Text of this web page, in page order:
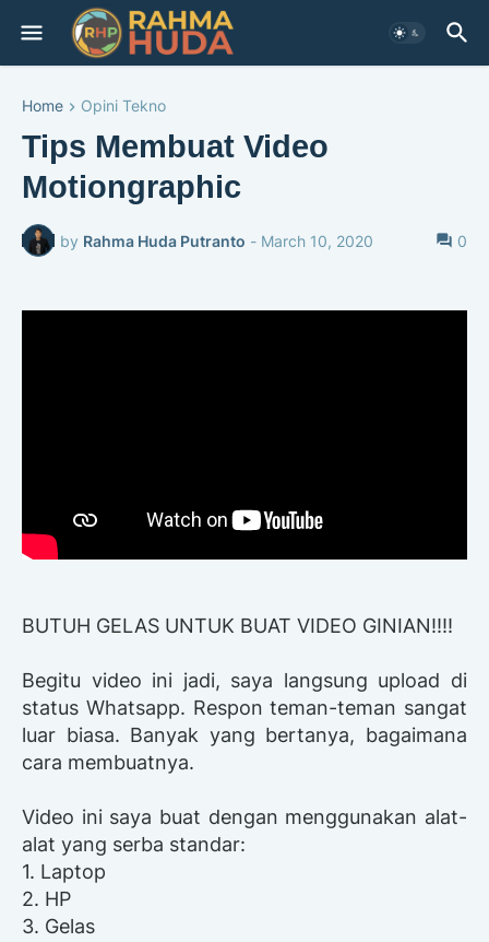
Home Opini Tekno
Tips Membuat Video
Motiongraphic
by Rahma Huda Putranto - March 10, 2020 0
BUTUH GELAS UNTUK BUAT VIDEO GINIAN!!!!
Begitu video ini jadi, saya langsung upload di
status Whatsapp. Respon teman-teman sangat
luar biasa. Banyak yang bertanya, bagaimana
cara membuatnya.
Video ini saya buat dengan menggunakan alat-
alat yang serba standar:
1. Laptop
2. HP
3. Gelas